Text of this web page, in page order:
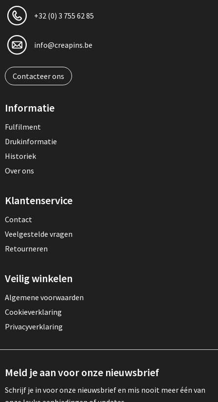
+32 (0) 3 755 62 85
info@creapins.be
Contacteer ons
Informatie
Fulfilment
Drukinformatie
Historiek
Over ons
Klantenservice
Contact
Veelgestelde vragen
Retourneren
Veilig winkelen
Algemene voorwaarden
Cookieverklaring
Privacyverklaring
Meld je aan voor onze nieuwsbrief
Schrijf je in voor onze nieuwsbrief en mis nooit meer één van